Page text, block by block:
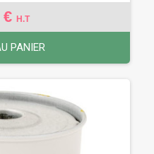
€ H.T
PANIER